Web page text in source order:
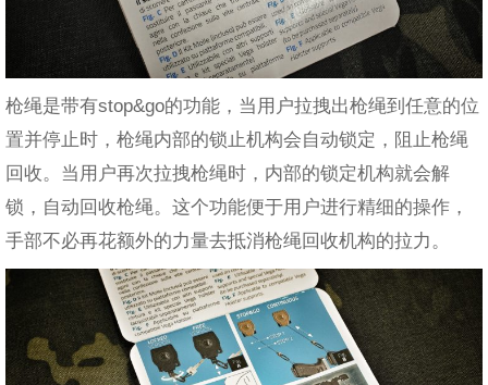
枪绳是带有stop&go的功能，当用户拉拽出枪绳到任意的位
置并停止时，枪绳内部的锁止机构会自动锁定，阻止枪绳
回收。当用户再次拉拽枪绳时，内部的锁定机构就会解
锁，自动回收枪绳。这个功能便于用户进行精细的操作，
手部不必再花额外的力量去抵消枪绳回收机构的拉力。